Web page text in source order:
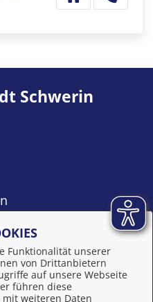
Schwerin
Funktionalität unserer
von Drittanbietern
auf unsere Webseite
führen diese
weiteren Daten